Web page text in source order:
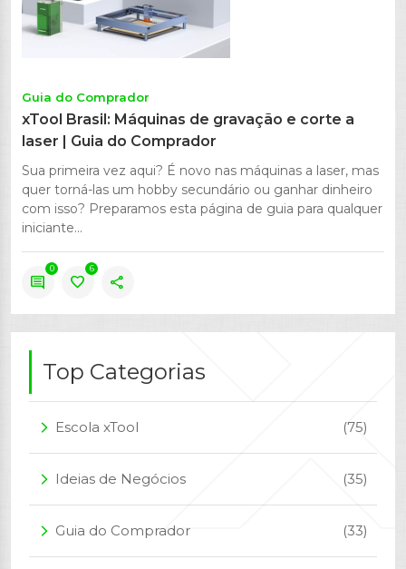
Guia do Comprador
xTool Brasil: Máquinas de gravação e corte a
laser | Guia do Comprador
Sua primeira vez aqui? É novo nas máquinas a laser, mas
quer torná-las um hobby secundário ou ganhar dinheiro
com isso? Preparamos esta página de guia para qualquer
iniciante...
comment
0
favorite
6
share
Top Categorias
arrow_forward_ios Escola xTool (75)
arrow_forward_ios Ideias de Negócios (35)
arrow_forward_ios Guia do Comprador (33)